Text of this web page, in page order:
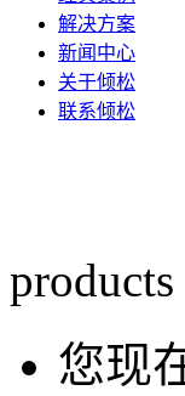
解决方案
新闻中心
关于倾松
联系倾松
products
您现